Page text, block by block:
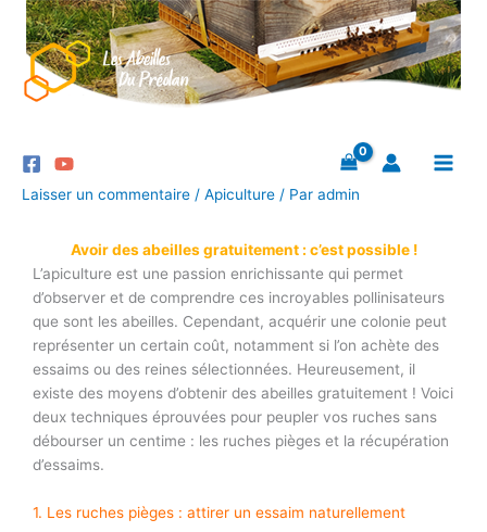
Aller
contenu
Laisser un commentaire / Apiculture / Par admin
Avoir des abeilles gratuitement : c’est possible !
L’apiculture est une passion enrichissante qui permet
d’observer et de comprendre ces incroyables pollinisateurs
que sont les abeilles. Cependant, acquérir une colonie peut
représenter un certain coût, notamment si l’on achète des
essaims ou des reines sélectionnées. Heureusement, il
existe des moyens d’obtenir des abeilles gratuitement ! Voici
deux techniques éprouvées pour peupler vos ruches sans
débourser un centime : les ruches pièges et la récupération
d’essaims.
1. Les ruches pièges : attirer un essaim naturellement